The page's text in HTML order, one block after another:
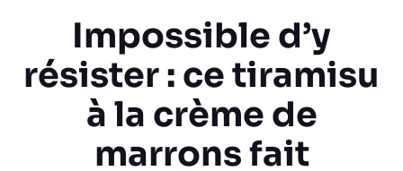
Impossible d’y
résister : ce tiramisu
à la crème de
marrons fait